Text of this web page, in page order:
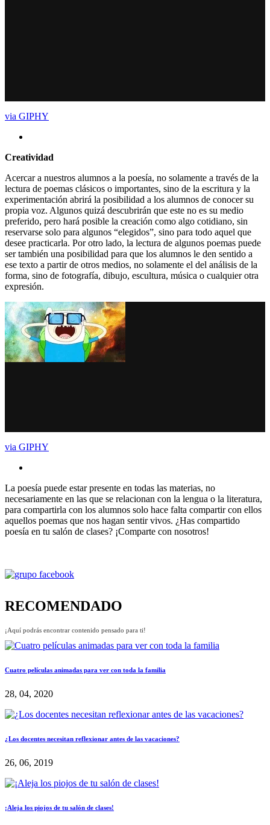
via GIPHY
Creatividad
Acercar a nuestros alumnos a la poesía, no solamente a través de la
lectura de poemas clásicos o importantes, sino de la escritura y la
experimentación abrirá la posibilidad a los alumnos de conocer su
propia voz. Algunos quizá descubrirán que este no es su medio
preferido, pero hará posible la creación como algo cotidiano, sin
reservarse solo para algunos “elegidos”, sino para todo aquel que
desee practicarla. Por otro lado, la lectura de algunos poemas puede
ser también una posibilidad para que los alumnos le den sentido a
ese texto a partir de otros medios, no solamente el del análisis de la
forma, sino de fotografía, dibujo, escultura, música o cualquier otra
expresión.
via GIPHY
La poesía puede estar presente en todas las materias, no
necesariamente en las que se relacionan con la lengua o la literatura,
para compartirla con los alumnos solo hace falta compartir con ellos
aquellos poemas que nos hagan sentir vivos. ¿Has compartido
poesía en tu salón de clases? ¡Comparte con nosotros!
RECOMENDADO
¡Aquí podrás encontrar contenido pensado para ti!
Cuatro películas animadas para ver con toda la familia
28, 04, 2020
¿Los docentes necesitan reflexionar antes de las vacaciones?
26, 06, 2019
¡Aleja los piojos de tu salón de clases!